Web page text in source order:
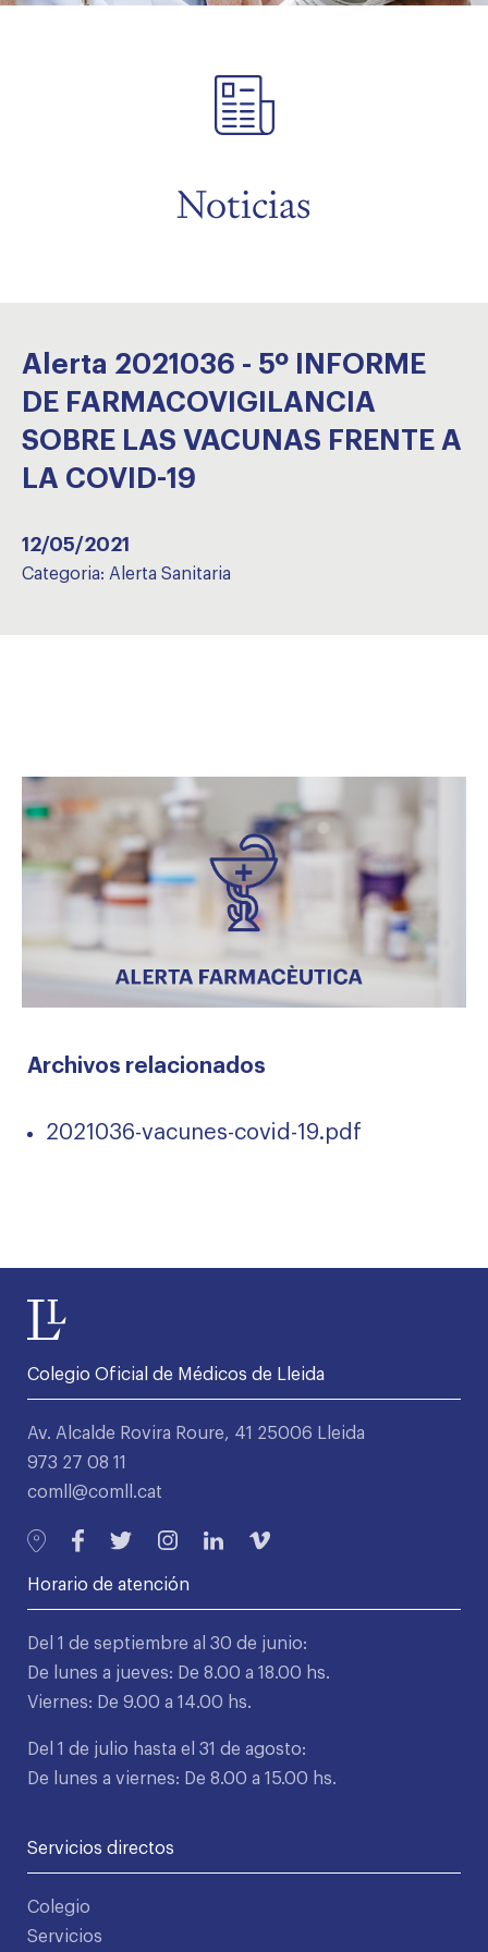
Noticias
Alerta 2021036 - 5º INFORME
DE FARMACOVIGILANCIA
SOBRE LAS VACUNAS FRENTE A
LA COVID-19
12/05/2021
Categoria: Alerta Sanitaria
Archivos relacionados
2021036-vacunes-covid-19.pdf
Colegio Oficial de Médicos de Lleida
Av. Alcalde Rovira Roure, 41 25006 Lleida
973 27 08 11
comll@comll.cat
Horario de atención
Del 1 de septiembre al 30 de junio:
De lunes a jueves: De 8.00 a 18.00 hs.
Viernes: De 9.00 a 14.00 hs.
Del 1 de julio hasta el 31 de agosto:
De lunes a viernes: De 8.00 a 15.00 hs.
Servicios directos
Colegio
Servicios